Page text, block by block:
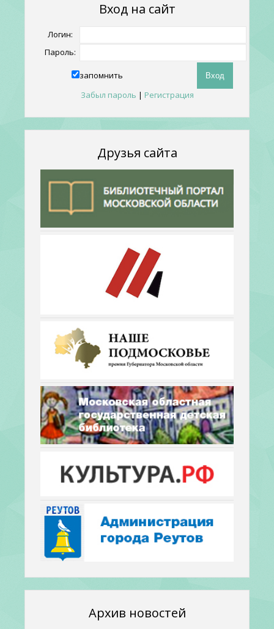
Вход на сайт
Логин:
Пароль:
запомнить
Забыл пароль | Регистрация
Друзья сайта
Архив новостей